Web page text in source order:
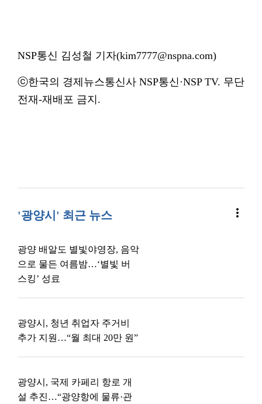
NSP통신 김성철 기자(kim7777@nspna.com)
ⓒ한국의 경제뉴스통신사 NSP통신·NSP TV. 무단
전재-재배포 금지.
'광양시' 최근 뉴스 more_vert
광양 배알도 별빛야영장, 음악
으로 물든 여름밤…‘별빛 버
스킹’ 성료
광양시, 청년 취업자 주거비
추가 지원…“월 최대 20만 원”
광양시, 국제 카페리 항로 개
설 추진…“광양항에 물류·관